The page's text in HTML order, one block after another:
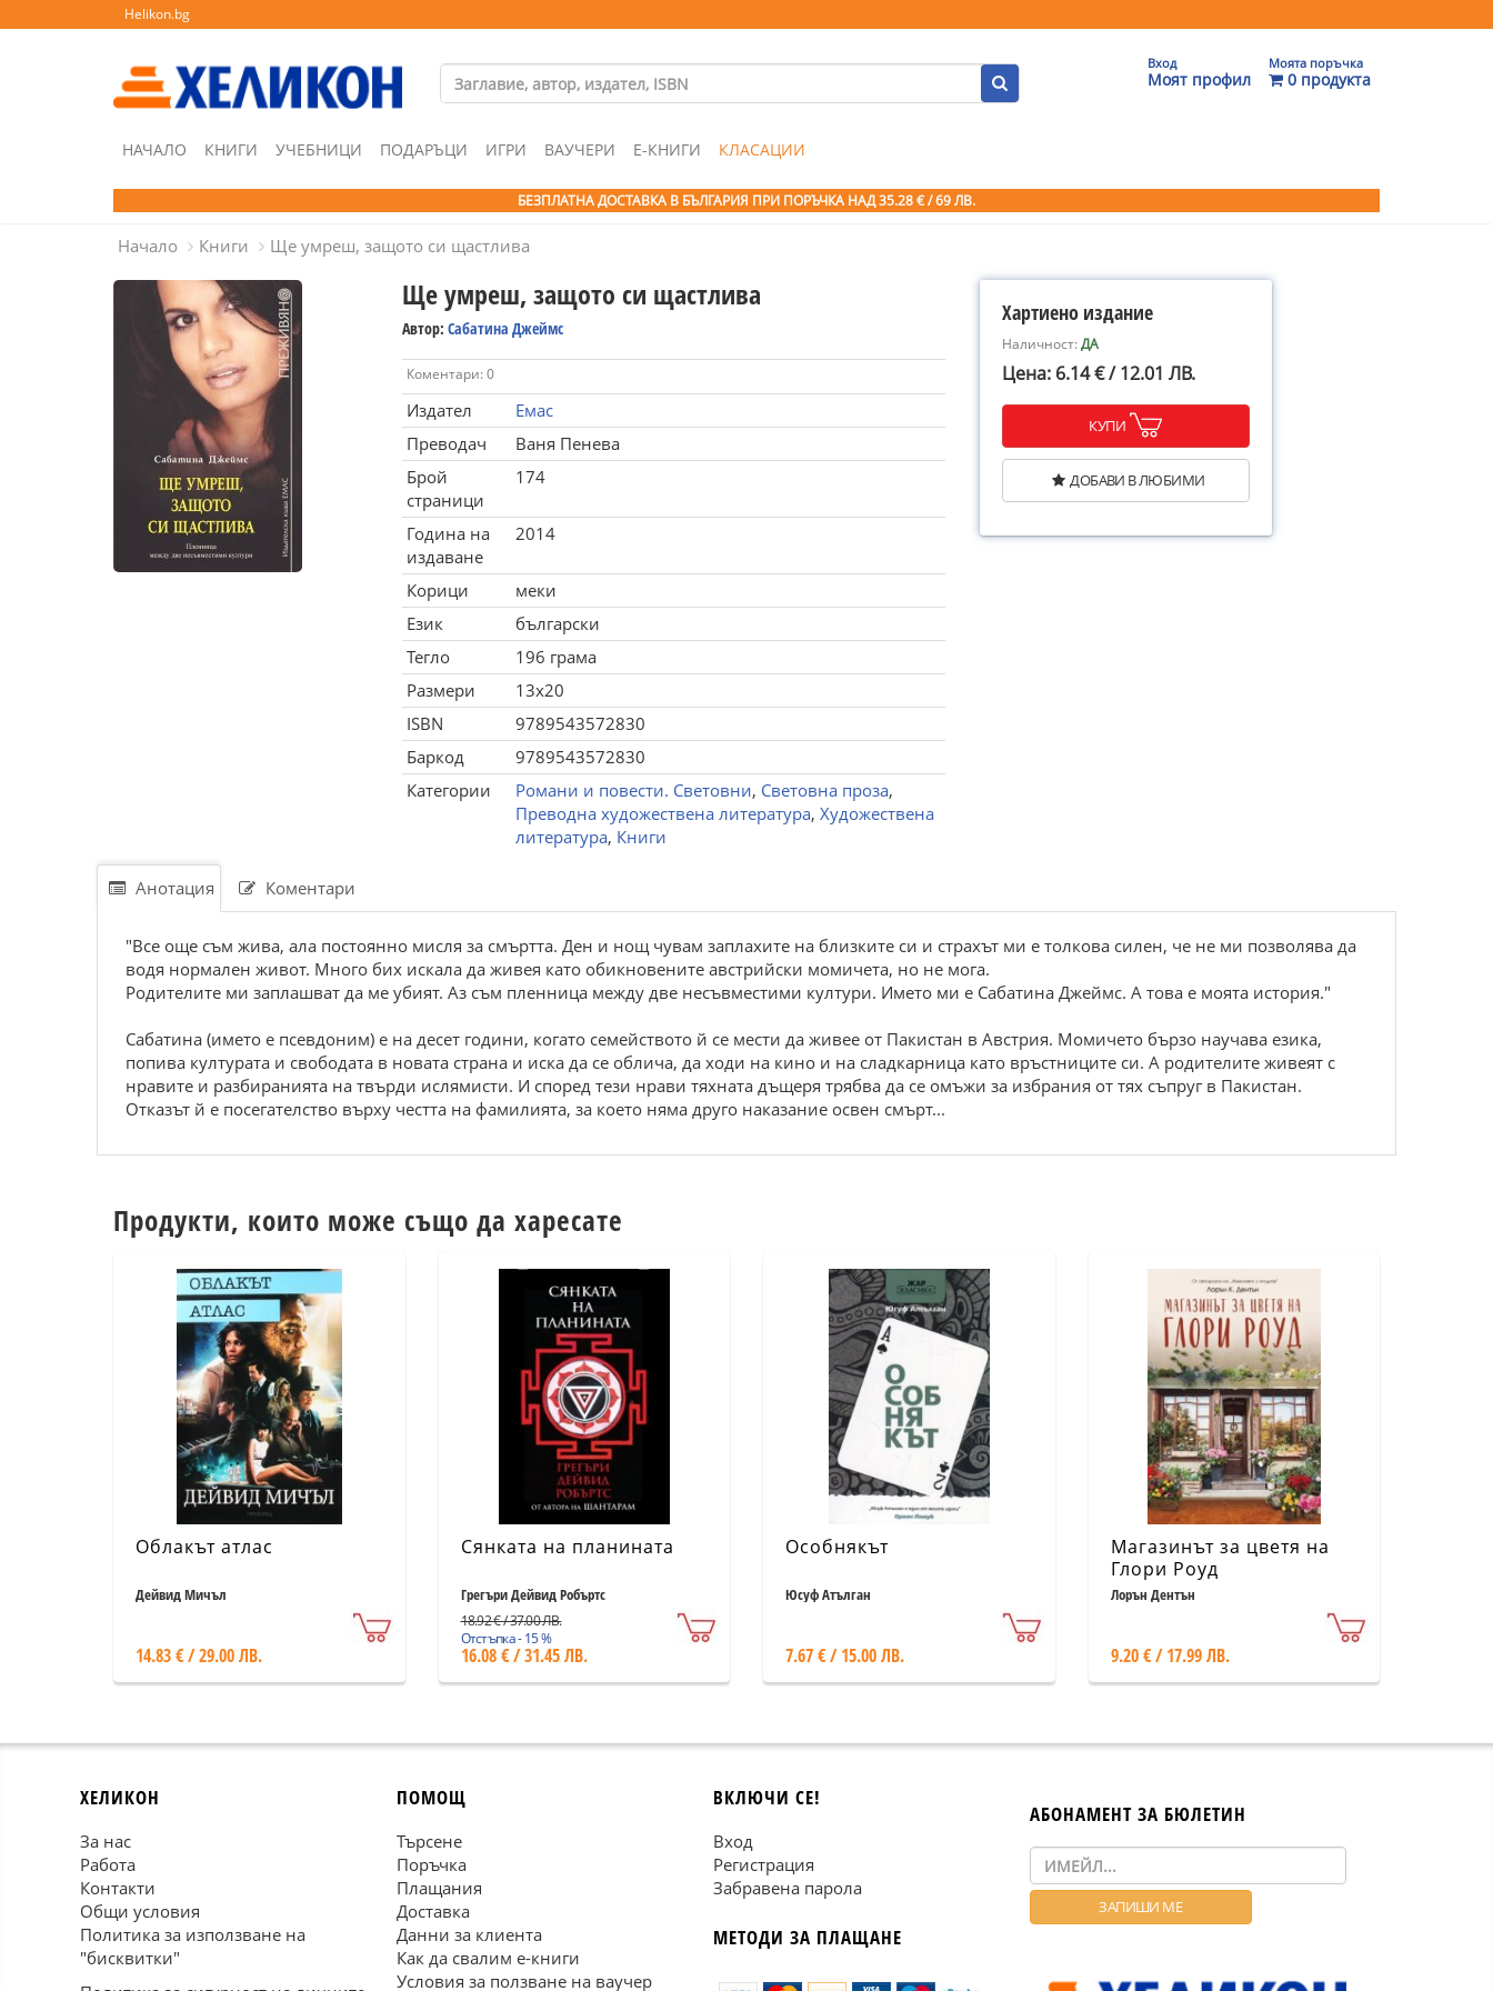
Helikon.bg
Вход
Моят профил
Моята поръчка
0 продукта
НАЧАЛО КНИГИ УЧЕБНИЦИ ПОДАРЪЦИ ИГРИ ВАУЧЕРИ Е-КНИГИ КЛАСАЦИИ
БЕЗПЛАТНА ДОСТАВКА В БЪЛГАРИЯ ПРИ ПОРЪЧКА НАД 35.28 € / 69 ЛВ.
Начало Книги Ще умреш, защото си щастлива
Ще умреш, защото си щастлива
Автор: Сабатина Джеймс
Коментари: 0
Издател
Емас
Преводач
Ваня Пенева
Брой
страници
174
Година на
издаване
2014
Корици
меки
Език
български
Тегло
196 грама
Размери
13x20
ISBN
9789543572830
Баркод
9789543572830
Категории
Романи и повести. Световни, Световна проза,
Преводна художествена литература, Художествена
литература, Книги
Хартиено издание
Наличност:ДА
Цена: 6.14 € / 12.01 ЛВ.
КУПИ
ДОБАВИ В ЛЮБИМИ
Анотация Коментари
"Все още съм жива, ала постоянно мисля за смъртта. Ден и нощ чувам заплахите на близките си и страхът ми е толкова силен, че не ми позволява да
водя нормален живот. Много бих искала да живея като обикновените австрийски момичета, но не мога.
Родителите ми заплашват да ме убият. Аз съм пленница между две несъвместими култури. Името ми е Сабатина Джеймс. А това е моята история."
Сабатина (името е псевдоним) е на десет години, когато семейството й се мести да живее от Пакистан в Австрия. Момичето бързо научава езика,
попива културата и свободата в новата страна и иска да се облича, да ходи на кино и на сладкарница като връстниците си. А родителите живеят с
нравите и разбиранията на твърди ислямисти. И според тези нрави тяхната дъщеря трябва да се омъжи за избрания от тях съпруг в Пакистан.
Отказът й е посегателство върху честта на фамилията, за което няма друго наказание освен смърт...
Продукти, които може също да харесате
Облакът атлас
Дейвид Мичъл
14.83 € / 29.00 ЛВ.
Сянката на планината
Грегъри Дейвид Робъртс
18.92 € / 37.00 ЛВ.
Отстъпка - 15 %
16.08 € / 31.45 ЛВ.
Особнякът
Юсуф Атълган
7.67 € / 15.00 ЛВ.
Магазинът за цветя на
Глори Роуд
Лорън Дентън
9.20 € / 17.99 ЛВ.
ХЕЛИКОН
За нас
Работа
Контакти
Общи условия
Политика за използване на
"бисквитки"
ПОМОЩ
Търсене
Поръчка
Плащания
Доставка
Данни за клиента
Как да свалим е-книги
Условия за ползване на ваучер
ВКЛЮЧИ СЕ!
Вход
Регистрация
Забравена парола
МЕТОДИ ЗА ПЛАЩАНЕ
АБОНАМЕНТ ЗА БЮЛЕТИН